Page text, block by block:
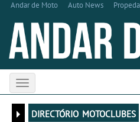
Andar de Moto Auto News
Toggle
navigation
directório motoclubes